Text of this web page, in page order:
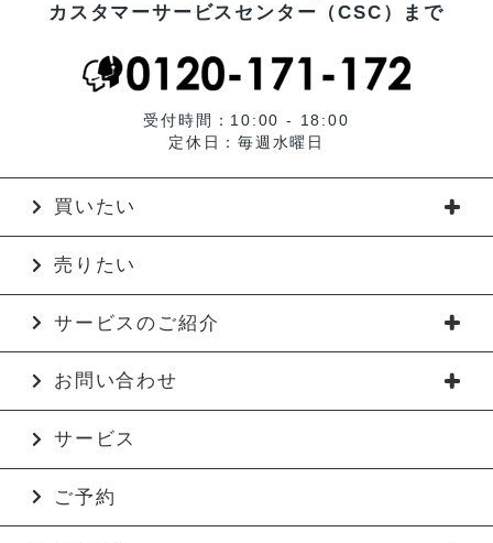
カスタマーサービスセンター（CSC）まで
受付時間：10:00 - 18:00
定休日：毎週水曜日
買いたい
売りたい
サービスのご紹介
お問い合わせ
サービス
ご予約